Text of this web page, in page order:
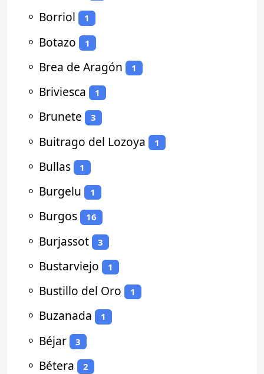
⚬ Borriol 1
⚬ Botazo 1
⚬ Brea de Aragón 1
⚬ Briviesca 1
⚬ Brunete 3
⚬ Buitrago del Lozoya 1
⚬ Bullas 1
⚬ Burgelu 1
⚬ Burgos 16
⚬ Burjassot 3
⚬ Bustarviejo 1
⚬ Bustillo del Oro 1
⚬ Buzanada 1
⚬ Béjar 3
⚬ Bétera 2